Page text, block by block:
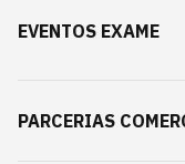
EVENTOS EXAME
PARCERIAS